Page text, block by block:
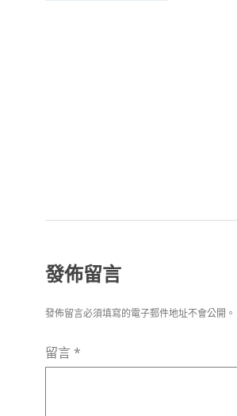
發佈留言
發佈留言必須填寫的電子郵件地址不會公開。
留言*